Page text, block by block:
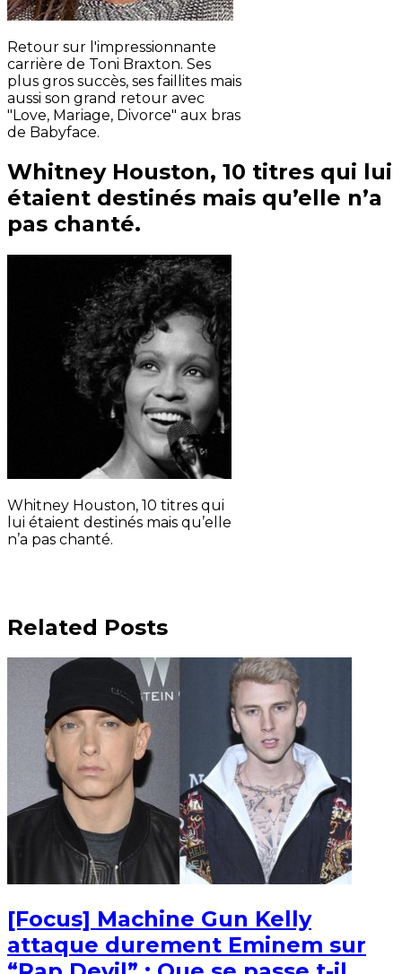
Retour sur l'impressionnante
carrière de Toni Braxton. Ses
plus gros succès, ses faillites mais
aussi son grand retour avec
"Love, Mariage, Divorce" aux bras
de Babyface.
Whitney Houston, 10 titres qui lui
étaient destinés mais qu’elle n’a
pas chanté.
Whitney Houston, 10 titres qui
lui étaient destinés mais qu’elle
n’a pas chanté.
Related Posts
[Focus] Machine Gun Kelly
attaque durement Eminem sur